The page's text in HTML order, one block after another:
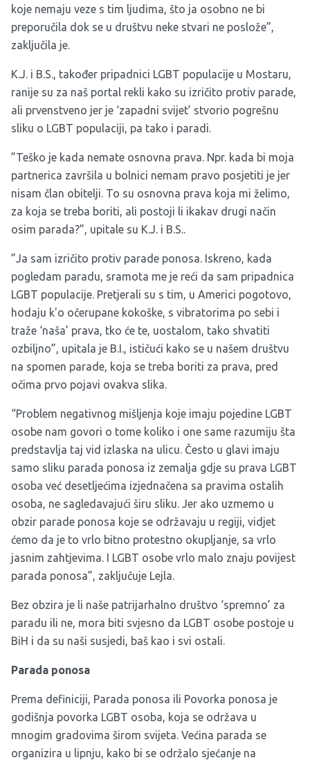
koje nemaju veze s tim ljudima, što ja osobno ne bi
preporučila dok se u društvu neke stvari ne poslože”,
zaključila je.
K.J. i B.S., također pripadnici LGBT populacije u Mostaru,
ranije su za naš portal rekli kako su izričito protiv parade,
ali prvenstveno jer je ‘zapadni svijet’ stvorio pogrešnu
sliku o LGBT populaciji, pa tako i paradi.
”Teško je kada nemate osnovna prava. Npr. kada bi moja
partnerica završila u bolnici nemam pravo posjetiti je jer
nisam član obitelji. To su osnovna prava koja mi želimo,
za koja se treba boriti, ali postoji li ikakav drugi način
osim parada?”, upitale su K.J. i B.S..
”Ja sam izričito protiv parade ponosa. Iskreno, kada
pogledam paradu, sramota me je reći da sam pripadnica
LGBT populacije. Pretjerali su s tim, u Americi pogotovo,
hodaju k'o očerupane kokoške, s vibratorima po sebi i
traže ‘naša’ prava, tko će te, uostalom, tako shvatiti
ozbiljno”, upitala je B.I., ističući kako se u našem društvu
na spomen parade, koja se treba boriti za prava, pred
očima prvo pojavi ovakva slika.
“Problem negativnog mišljenja koje imaju pojedine LGBT
osobe nam govori o tome koliko i one same razumiju šta
predstavlja taj vid izlaska na ulicu. Često u glavi imaju
samo sliku parada ponosa iz zemalja gdje su prava LGBT
osoba već desetljećima izjednačena sa pravima ostalih
osoba, ne sagledavajući širu sliku. Jer ako uzmemo u
obzir parade ponosa koje se održavaju u regiji, vidjet
ćemo da je to vrlo bitno protestno okupljanje, sa vrlo
jasnim zahtjevima. I LGBT osobe vrlo malo znaju povijest
parada ponosa”, zaključuje Lejla.
Bez obzira je li naše patrijarhalno društvo ‘spremno’ za
paradu ili ne, mora biti svjesno da LGBT osobe postoje u
BiH i da su naši susjedi, baš kao i svi ostali.
Parada ponosa
Prema definiciji, Parada ponosa ili Povorka ponosa je
godišnja povorka LGBT osoba, koja se održava u
mnogim gradovima širom svijeta. Većina parada se
organizira u lipnju, kako bi se održalo sjećanje na